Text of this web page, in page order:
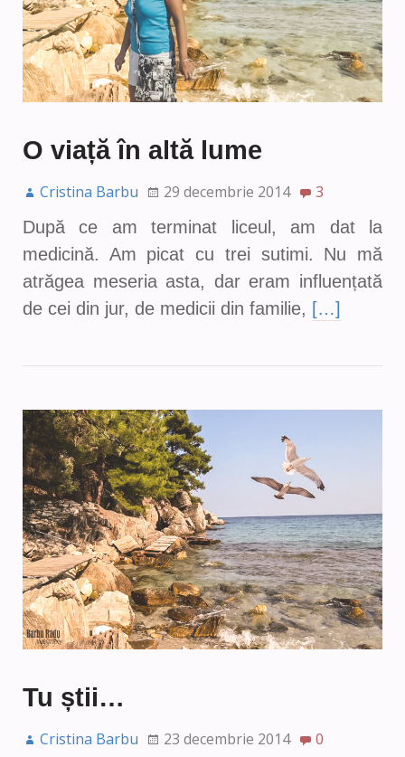
O viață în altă lume
Cristina Barbu 29 decembrie 2014
3
După ce am terminat liceul, am dat la
medicină. Am picat cu trei sutimi. Nu mă
atrăgea meseria asta, dar eram influențată
de cei din jur, de medicii din familie, […]
Tu știi…
Cristina Barbu 23 decembrie 2014
0